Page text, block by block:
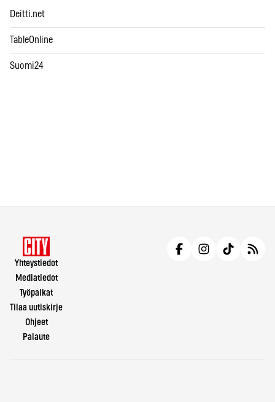
Deitti.net
TableOnline
Suomi24
Yhteystiedot
Mediatiedot
Työpaikat
Tilaa uutiskirje
Ohjeet
Palaute